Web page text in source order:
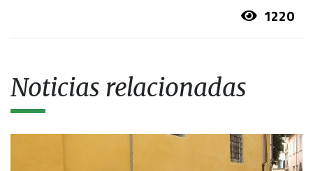
1220
Noticias relacionadas